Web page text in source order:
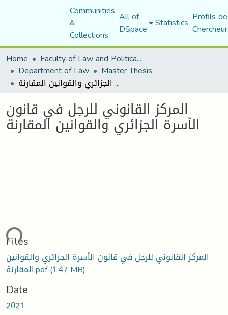
Communities
&
Collections
All of
DSpace Statistics Profils
Home
Faculty of Law and Political Science
Department of Law Master Thesis
المركز القانوني للرجل في قانون الأسرة الجزائري والقوانين المقارنة
المركز القانوني للرجل في قانون
الأسرة الجزائري والقوانين المقارنة
Files
المركز القانوني للرجل في قانون الأسرة الجزائري والقوانين
المقارنة.pdf(1.47 MB)
Date
2021